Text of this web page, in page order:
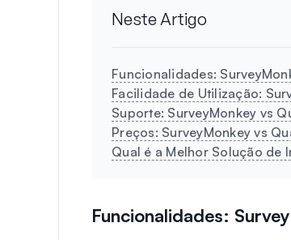
Neste Artigo
Funcionalidades:
Facilidade de Utilização:
Suporte: SurveyMonkey vs
Preços: SurveyMonkey vs
Qual é a Melhor Solução de
Funcionalidades: